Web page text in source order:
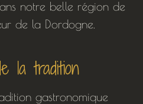
notre belle région de
de la Dordogne.
la tradition
gastronomique